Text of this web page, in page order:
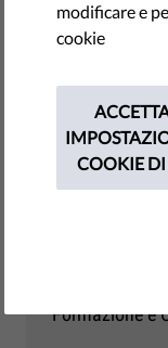
Filter
THEMES
Monitoraggio
Formazione e
modificare e
cookie
COOKIE DI